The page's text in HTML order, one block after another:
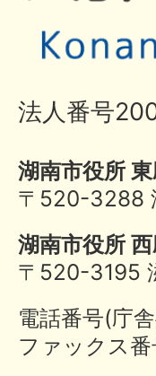
法人番号
湖南市役所
〒520-3288
湖南市役所
〒520-3195
電話番号(庁
ファックス